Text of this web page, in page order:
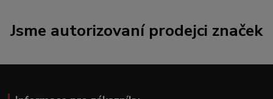
Jsme autorizovaní prodejci značek